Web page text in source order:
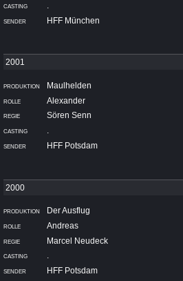
.
HFF München
Maulhelden
Alexander
Sören Senn
.
HFF Potsdam
Der Ausflug
Andreas
Marcel Neudeck
.
HFF Potsdam